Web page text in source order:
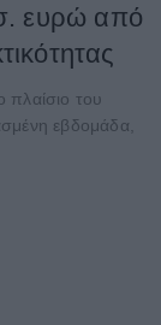
ευρώ από
πλαίσιο του
εβδομάδα,